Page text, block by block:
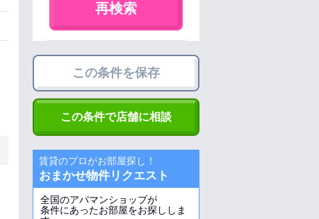
再検索
この条件を保存
この条件で店舗に相談
賃貸のプロがお部屋探し！
おまかせ物件リクエスト
全国のアパマンショップが
条件にあったお部屋をお探ししま